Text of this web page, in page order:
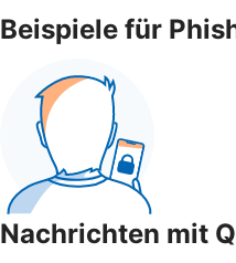
Beispiele für
Nachrichten mit